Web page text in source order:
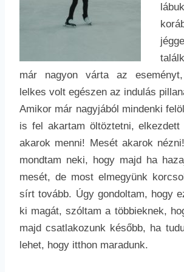
már nagyon várta az
lelkes volt egészen az indulás
Amikor már nagyjából mindenki
is fel akartam öltöztetni, elkezdett
akarok menni! Mesét akarok
mondtam neki, hogy majd ha
mesét, de most elmegyünk
sírt tovább. Úgy gondoltam, hogy
ki magát, szóltam a többieknek,
majd csatlakozunk később, ha
lehet, hogy itthon maradunk.